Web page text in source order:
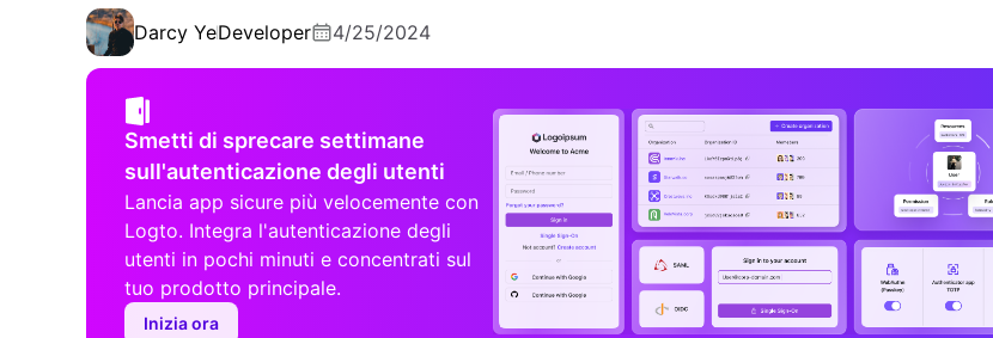
Darcy YeDeveloper 4/25/2024
Smetti di sprecare settimane
sull'autenticazione degli utenti
Lancia app sicure più velocemente con
Logto. Integra l'autenticazione degli
utenti in pochi minuti e concentrati sul
tuo prodotto principale.
Inizia ora